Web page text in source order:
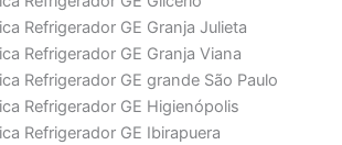
Refrigerador GE Granja Julieta
Refrigerador GE Granja Viana
Refrigerador GE grande São Paulo
Refrigerador GE Higienópolis
Refrigerador GE Ibirapuera